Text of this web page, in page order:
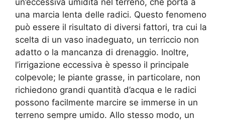
un’eccessiva umidità nel terreno, che porta a
una marcia lenta delle radici. Questo fenomeno
può essere il risultato di diversi fattori, tra cui la
scelta di un vaso inadeguato, un terriccio non
adatto o la mancanza di drenaggio. Inoltre,
l’irrigazione eccessiva è spesso il principale
colpevole; le piante grasse, in particolare, non
richiedono grandi quantità d’acqua e le radici
possono facilmente marcire se immerse in un
terreno sempre umido. Allo stesso modo, un